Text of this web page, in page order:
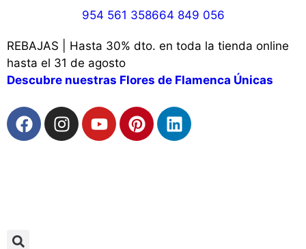
954 561 358664 849 056
REBAJAS | Hasta 30% dto. en toda la tienda online
hasta el 31 de agosto
Descubre nuestras Flores de Flamenca Únicas